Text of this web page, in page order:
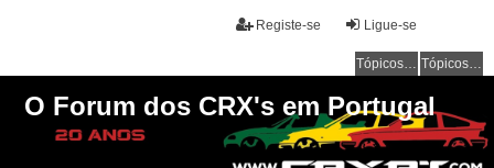
Ligue-se
Registe-se
Tópicos sem resposta Tópicos ativos
O Forum dos CRX's em Portugal